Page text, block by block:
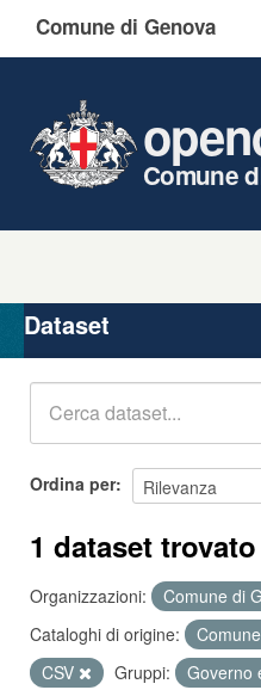
Comune di Genova
Comune
Organizzazioni
Gruppi
Dataset
Ordina per
1 dataset trovato
Organizzazioni:
Comune di
Cataloghi di origine:
CSV
Gruppi: Governo